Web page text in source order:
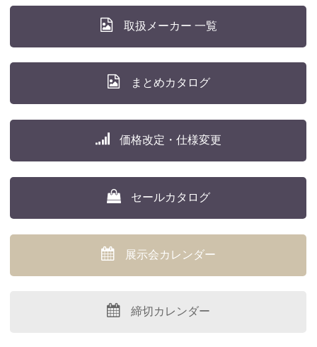
取扱メーカー 一覧
まとめカタログ
価格改定・仕様変更
セールカタログ
展示会カレンダー
締切カレンダー